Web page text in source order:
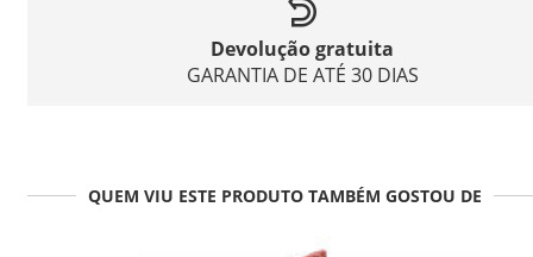
Devolução gratuita
GARANTIA DE ATÉ 30 DIAS
QUEM VIU ESTE PRODUTO TAMBÉM GOSTOU DE